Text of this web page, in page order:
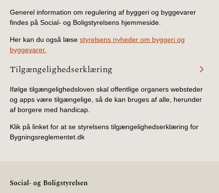
Generel information om regulering af byggeri og byggevarer
findes på Social- og Boligstyrelsens hjemmeside.
Her kan du også læse styrelsens nyheder om byggeri og
byggevarer.
Tilgængelighedserklæring
Ifølge tilgængelighedsloven skal offentlige organers websteder
og apps være tilgængelige, så de kan bruges af alle, herunder
af borgere med handicap.
Klik på linket for at se styrelsens tilgængelighedserklæring for
Bygningsreglementet.dk
Social- og Boligstyrelsen